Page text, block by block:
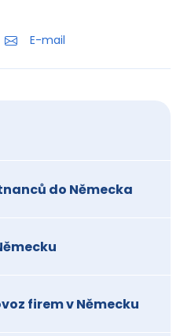
E-mail
do Německa
firem v Německu